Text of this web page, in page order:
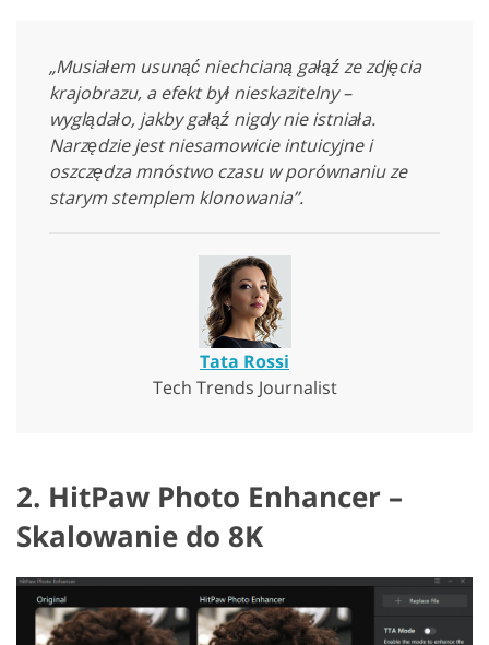
„Musiałem usunąć niechcianą gałąź ze zdjęcia
krajobrazu, a efekt był nieskazitelny –
wyglądało, jakby gałąź nigdy nie istniała.
Narzędzie jest niesamowicie intuicyjne i
oszczędza mnóstwo czasu w porównaniu ze
starym stemplem klonowania”.
Tata Rossi
Tech Trends Journalist
2. HitPaw Photo Enhancer –
Skalowanie do 8K